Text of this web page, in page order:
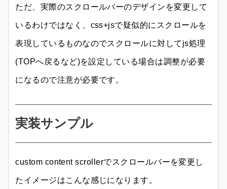
ただ、実際のスクロールバーのデザインを変更して
いるわけではなく、css+jsで疑似的にスクロールを
表現しているものなのでスクロールに対してjs処理
(TOPへ戻るなど)を設定している場合は調整が必要
になるので注意が必要です。
実装サンプル
custom content scrollerでスクロールバーを変更し
たイメージはこんな感じになります。